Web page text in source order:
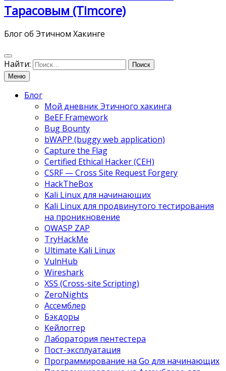
Тарасовым (Timcore)
Блог об Этичном Хакинге
Найти:
Меню
Блог
Мой дневник Этичного хакинга
BeEF Framework
Bug Bounty
bWAPP (buggy web application)
Capture the Flag
Certified Ethical Hacker (CEH)
CSRF — Cross Site Request Forgery
HackTheBox
Kali Linux для начинающих
Kali Linux для продвинутого тестирования
на проникновение
OWASP ZAP
TryHackMe
Ultimate Kali Linux
VulnHub
Wireshark
XSS (Cross-site Scripting)
ZeroNights
Ассемблер
Бэкдоры
Кейлоггер
Лаборатория пентестера
Пост-эксплуатация
Программирование на Go для начинающих